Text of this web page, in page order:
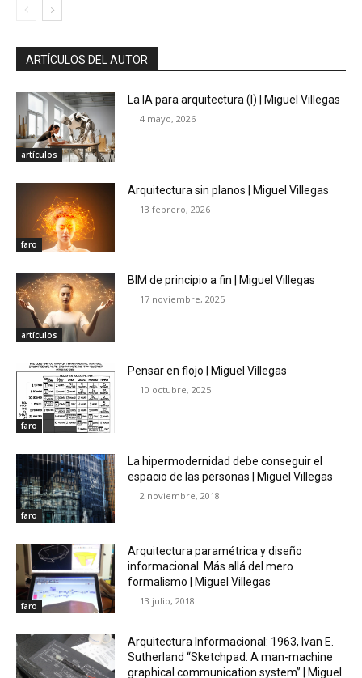
ARTÍCULOS DEL AUTOR
artículos
La IA para arquitectura (I) | Miguel Villegas
4 mayo, 2026
faro
Arquitectura sin planos | Miguel Villegas
13 febrero, 2026
artículos
BIM de principio a fin | Miguel Villegas
17 noviembre, 2025
faro
Pensar en flojo | Miguel Villegas
10 octubre, 2025
faro
La hipermodernidad debe conseguir el
espacio de las personas | Miguel Villegas
2 noviembre, 2018
faro
Arquitectura paramétrica y diseño
informacional. Más allá del mero
formalismo | Miguel Villegas
13 julio, 2018
Arquitectura Informacional: 1963, Ivan E.
Sutherland “Sketchpad: A man-machine
graphical communication system” | Miguel